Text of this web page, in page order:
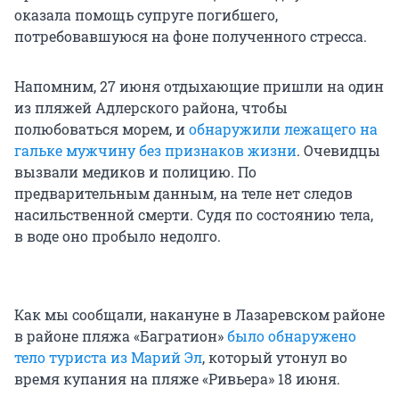
оказала помощь супруге погибшего,
потребовавшуюся на фоне полученного стресса.
Напомним, 27 июня отдыхающие пришли на один
из пляжей Адлерского района, чтобы
полюбоваться морем, иобнаружили лежащего на
гальке мужчину без признаков жизни. Очевидцы
вызвали медиков и полицию. По
предварительным данным, на теле нет следов
насильственной смерти. Судя по состоянию тела,
в воде оно пробыло недолго.
Как мы сообщали, накануне в Лазаревском районе
в районе пляжа «Багратион»было обнаружено
тело туриста из Марий Эл, который утонул во
время купания на пляже «Ривьера» 18 июня.